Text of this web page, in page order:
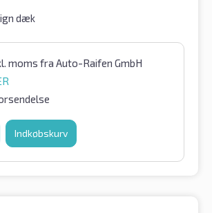
dæk
moms fra Auto-Raifen GmbH
Indkøbskurv